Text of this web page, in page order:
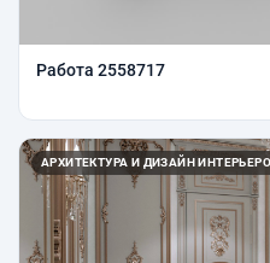
Работа 2558717
АРХИТЕКТУРА И ДИЗАЙН